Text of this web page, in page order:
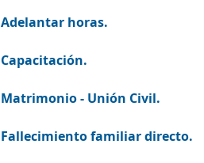
Adelantar horas.
Capacitación.
Matrimonio - Unión Civil.
Fallecimiento familiar directo.